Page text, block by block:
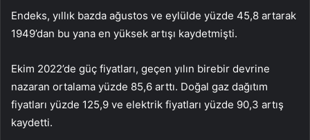
Endeks, yıllık bazda ağustos ve eylülde yüzde 45,8 artarak
1949’dan bu yana en yüksek artışı kaydetmişti.
Ekim 2022’de güç fiyatları, geçen yılın birebir devrine
nazaran ortalama yüzde 85,6 arttı. Doğal gaz dağıtım
fiyatları yüzde 125,9 ve elektrik fiyatları yüzde 90,3 artış
kaydetti.